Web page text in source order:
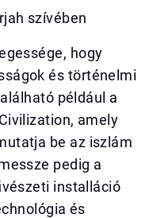
szívében
hogy
és történelmi
például a
amely
be az iszlám
pedig a
installáció
és